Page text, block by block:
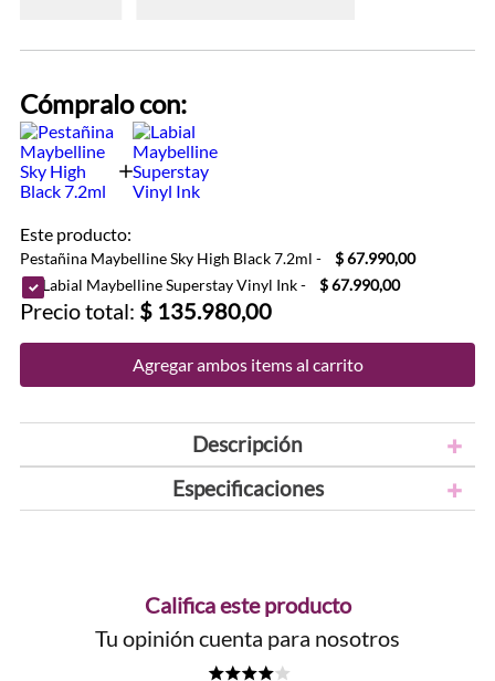
Cómpralo con:
Este producto:
Pestañina Maybelline Sky High Black 7.2ml -
$ 67.990,00
Labial Maybelline Superstay Vinyl Ink- $ 67.990,00
Precio total: $ 135.980,00
Agregar ambos items al carrito
Descripción
Especificaciones
Califica este producto
Tu opinión cuenta para nosotros